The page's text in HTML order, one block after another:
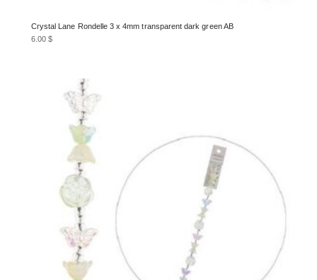
Crystal Lane Rondelle 3 x 4mm transparent dark green AB
6.00$